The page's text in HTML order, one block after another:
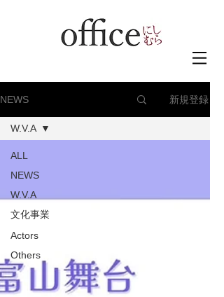
NEWS 新規登録
ALL
NEWS
W.V.A
文化事業
Actors
Others
W.V.A